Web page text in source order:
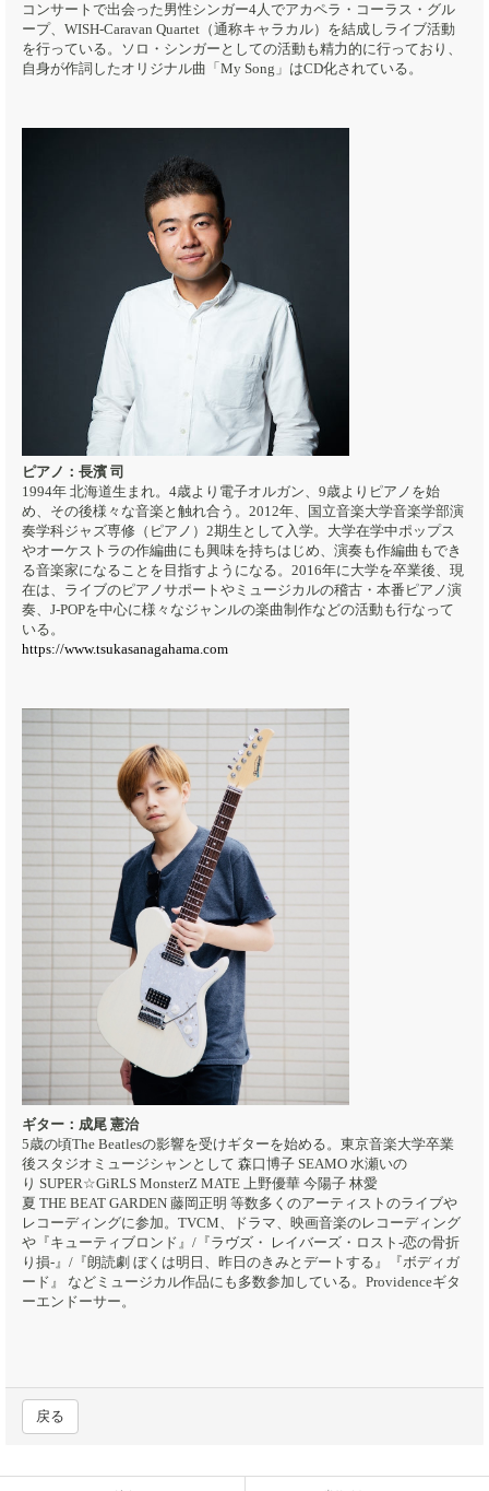
コンサートで出会った男性シンガー4人でアカペラ・コーラス・グル
ープ、WISH-Caravan Quartet（通称キャラカル）を結成しライブ活動
を行っている。ソロ・シンガーとしての活動も精力的に行っており、
自身が作詞したオリジナル曲「My Song」はCD化されている。
ピアノ：長濱 司
1994年 北海道生まれ。4歳より電子オルガン、9歳よりピアノを始
め、その後様々な音楽と触れ合う。2012年、国立音楽大学音楽学部演
奏学科ジャズ専修（ピアノ）2期生として入学。大学在学中ポップス
やオーケストラの作編曲にも興味を持ちはじめ、演奏も作編曲もでき
る音楽家になることを目指すようになる。2016年に大学を卒業後、現
在は、ライブのピアノサポートやミュージカルの稽古・本番ピアノ演
奏、J-POPを中心に様々なジャンルの楽曲制作などの活動も行なって
いる。
https://www.tsukasanagahama.com​
ギター：成尾 憲治
5歳の頃The Beatlesの影響を受けギターを始める。東京音楽大学卒業
後スタジオミュージシャンとして 森口博子 SEAMO 水瀬いの
り SUPER☆GiRLS MonsterZ MATE 上野優華 今陽子 林愛
夏 THE BEAT GARDEN 藤岡正明 等数多くのアーティストのライブや
レコーディングに参加。TVCM、ドラマ、映画音楽のレコーディング
や『キューティブロンド』/『ラヴズ・ レイバーズ・ロスト-恋の骨折
り損-』/『朗読劇 ぼくは明日、昨日のきみとデートする』『ボディガ
ード』 などミュージカル作品にも多数参加している。Providenceギタ
ーエンドーサー。
戻る